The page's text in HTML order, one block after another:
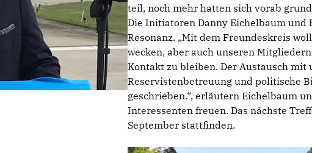
teil, noch mehr hatten sich vorab
Die Initiatoren Danny Eichelbaum und
Resonanz. „Mit dem Freundeskreis
wecken, aber auch unseren
Kontakt zu bleiben. Der Austausch mit
Reservistenbetreuung und politische
geschrieben.“, erläutern Eichelbaum
Interessenten freuen. Das nächste
September stattfinden.